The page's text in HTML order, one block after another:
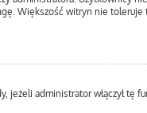
Większość witryn nie toleruje
administrator włączył tę